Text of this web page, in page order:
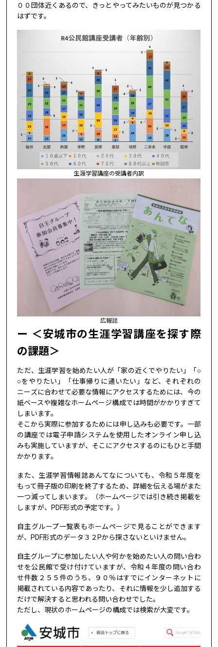
００団体近くあるので、きっとやってみたいものが見つかる
はずです。
生涯学習講座の受講者内訳
広報誌
＜安城市の生涯学習講座を探す際
の課題＞
ただ、生涯学習を始めたい人が「家の近くでやりたい」「○
○をやりたい」「仕事帰りに通いたい」など、それぞれの
ニーズに合わせて必要な情報にアクセスするためには、今の
紙ベースや複雑なホームページ構成では時間がかかりすぎて
しまいます。
そこから実際に参加するためには申し込みも必要です。一部
の講座では電子申請システムを使用したオンライン申し込
みも実施していますが、そこにアクセスするのにもひと手間
かかります。
また、生涯学習情報誌あんてなについても、令和５年度を
もって冊子版の印刷を終了するため、詳細を伝える場がまた
一つ減ってしまいます。（ホームページでは引き続き掲載を
しますが、PDF形式の予定です。）
自主グループ一覧表もホームページで見ることができます
が、PDF形式のデータ３２Pから探さないといけません。
自主グループに参加したい人や何かを始めたい人の問い合わ
せを公民館で受け付けていますが、令和４年度の問い合わ
せ件数２５５件のうち、９０％はすでにインターネットに
掲載されている内容であったり、それに情報を少し追加する
だけで解決すると思われる問い合わせでした。
ただし、現状のホームページの構成では検索が大変です。